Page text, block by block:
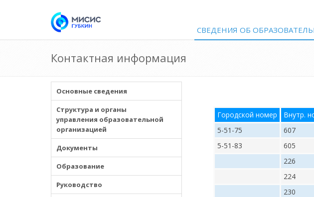
СВЕДЕНИЯ ОБ
Контактная информация
Основные сведения
Структура и органы
управления образовательной
организацией
Документы
Образование
Руководство
Городской номер Внутр.
5-51-75
607
5-51-83
605
226
224
230